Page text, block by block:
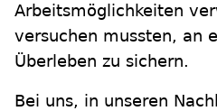
Arbeitsmöglichkeiten
versuchen mussten, an
Überleben zu sichern.
Bei uns, in unseren